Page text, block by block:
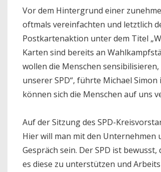
Vor dem Hintergrund einer
oftmals vereinfachten und letztlich
Postkartenaktion unter dem Titel
Karten sind bereits an
wollen die Menschen
unserer SPD“, führte Michael
können sich die Menschen auf uns
Auf der Sitzung des SPD-
Hier will man mit den Unternehmen
Gespräch sein. Der SPD ist
es diese zu unterstützen und